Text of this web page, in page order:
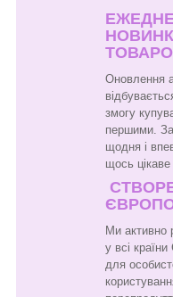
Оновлення
змогу
першими.
щодня і
щось
Ми активно
у всі
для